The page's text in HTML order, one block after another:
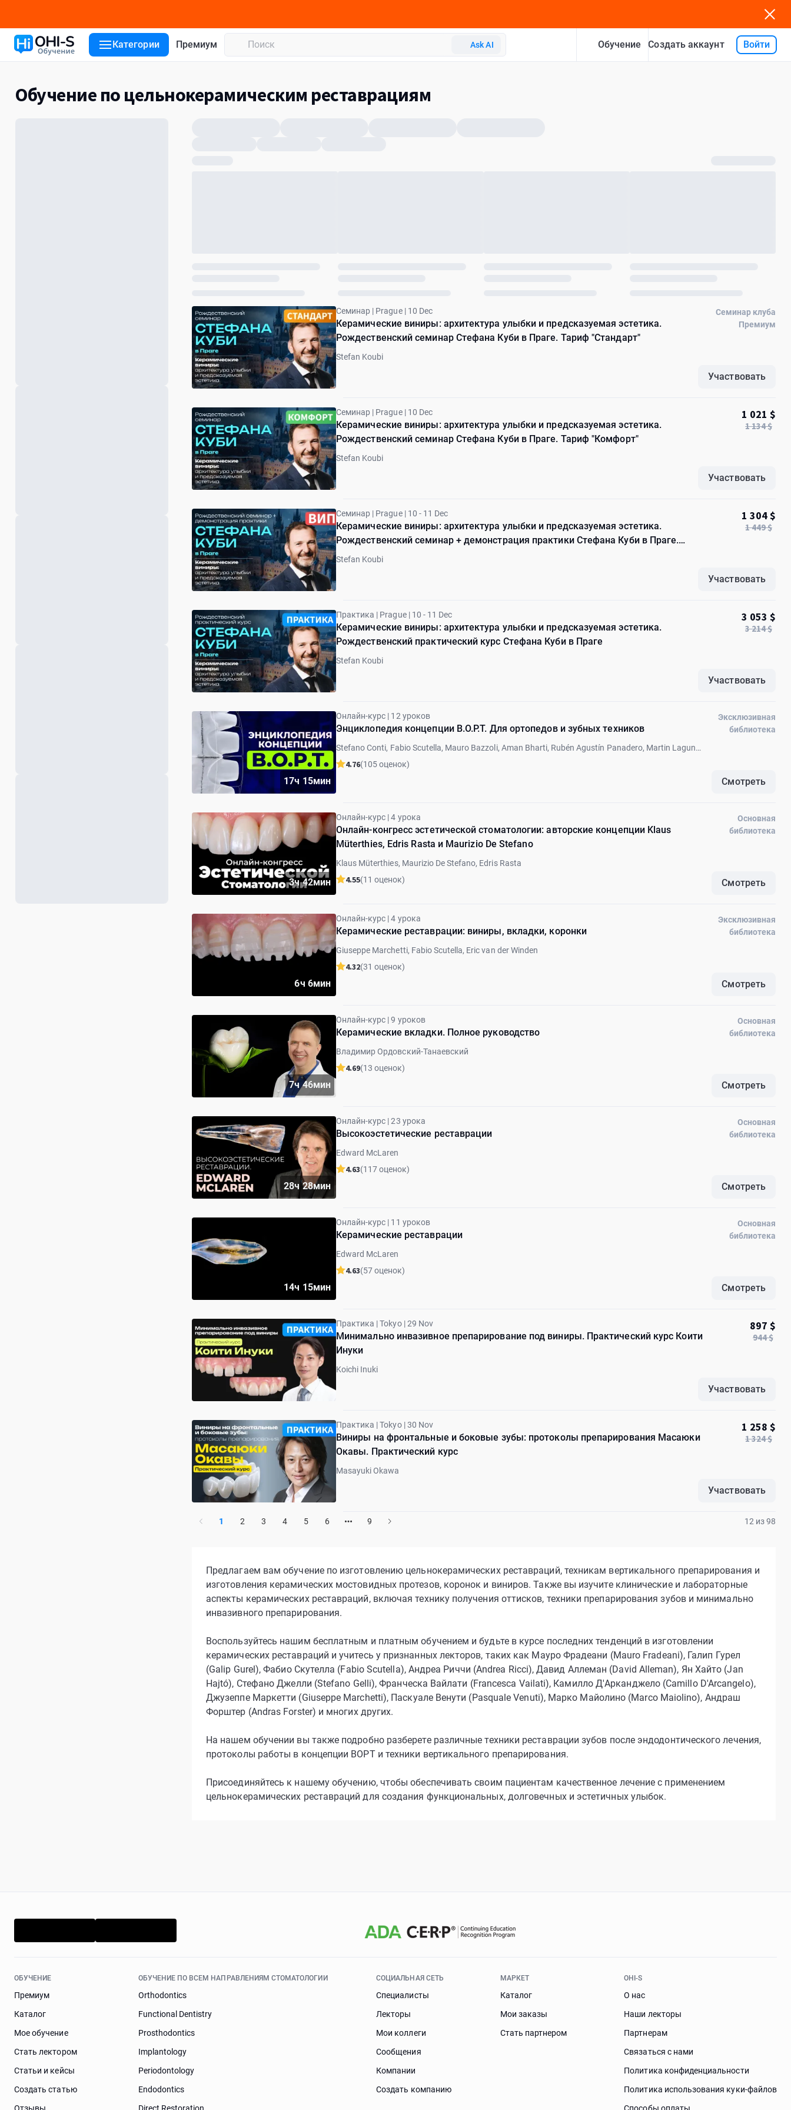
Категории Премиум Ask AI Обучение Создать аккаунт Войти
Обучение по цельнокерамическим реставрациям
Семинар | Prague | 10 Dec
Керамические виниры: архитектура улыбки и предсказуемая эстетика.
Рождественский семинар Стефана Куби в Праге. Тариф "Стандарт"
Stefan Koubi
Семинар клуба
Премиум
Участвовать
Семинар | Prague | 10 Dec
Керамические виниры: архитектура улыбки и предсказуемая эстетика.
Рождественский семинар Стефана Куби в Праге. Тариф "Комфорт"
Stefan Koubi
1 021 $
1 134 $
Участвовать
Семинар | Prague | 10 - 11 Dec
Керамические виниры: архитектура улыбки и предсказуемая эстетика.
Рождественский семинар + демонстрация практики Стефана Куби в Праге.
Тариф "ВИП"
Stefan Koubi
1 304 $
1 449 $
Участвовать
Практика | Prague | 10 - 11 Dec
Керамические виниры: архитектура улыбки и предсказуемая эстетика.
Рождественский практический курс Стефана Куби в Праге
Stefan Koubi
3 053 $
3 214 $
Участвовать
17ч 15мин
Онлайн-курс | 12 уроков
Энциклопедия концепции B.O.P.T. Для ортопедов и зубных техников
Stefano Conti, Fabio Scutella, Mauro Bazzoli, Aman Bharti, Rubén Agustín Panadero, Martin Laguna,
4.76(105 оценок)
Эксклюзивная
библиотека
Смотреть
3ч 42мин
Онлайн-курс | 4 урока
Онлайн-конгресс эстетической стоматологии: авторские концепции Klaus
Müterthies, Edris Rasta и Maurizio De Stefano
Klaus Müterthies, Maurizio De Stefano, Edris Rasta
4.55(11 оценок)
Основная
библиотека
Смотреть
6ч 6мин
Онлайн-курс | 4 урока
Керамические реставрации: виниры, вкладки, коронки
Giuseppe Marchetti, Fabio Scutella, Eric van der Winden
4.32(31 оценок)
Эксклюзивная
библиотека
Смотреть
7ч 46мин
Онлайн-курс | 9 уроков
Керамические вкладки. Полное руководство
Владимир Ордовский-Танаевский
4.69(13 оценок)
Основная
библиотека
Смотреть
28ч 28мин
Онлайн-курс | 23 урока
Высокоэстетические реставрации
Edward McLaren
4.63(117 оценок)
Основная
библиотека
Смотреть
14ч 15мин
Онлайн-курс | 11 уроков
Керамические реставрации
Edward McLaren
4.63(57 оценок)
Основная
библиотека
Смотреть
Практика | Tokyo | 29 Nov
Минимально инвазивное препарирование под виниры. Практический курс Коити
Инуки
Koichi Inuki
897 $
944 $
Участвовать
Практика | Tokyo | 30 Nov
Виниры на фронтальные и боковые зубы: протоколы препарирования Масаюки
Окавы. Практический курс
Masayuki Okawa
1 258 $
1 324 $
Участвовать
1 2 3 4 5 6 9 12 из 98
Предлагаем вам обучение по изготовлению цельнокерамических реставраций, техникам вертикального препарирования и
изготовления керамических мостовидных протезов, коронок и виниров. Также вы изучите клинические и лабораторные
аспекты керамических реставраций, включая технику получения оттисков, техники препарирования зубов и минимально
инвазивного препарирования.
Воспользуйтесь нашим бесплатным и платным обучением и будьте в курсе последних тенденций в изготовлении
керамических реставраций и учитесь у признанных лекторов, таких как Мауро Фрадеани (Mauro Fradeani), Галип Гурел
(Galip Gurel), Фабио Скутелла (Fabio Scutella), Андреа Риччи (Andrea Ricci), Давид Аллеман (David Alleman), Ян Хайто (Jan
Hajtó), Стефано Джелли (Stefano Gelli), Франческа Вайлати (Francesca Vailati), Камилло Д'Арканджело (Camillo D'Arcangelo),
Джузеппе Маркетти (Giuseppe Marchetti), Паскуале Венути (Pasquale Venuti), Марко Майолино (Marco Maiolino), Андраш
Форштер (Andras Forster) и многих других.
На нашем обучении вы также подробно разберете различные техники реставрации зубов после эндодонтического лечения,
протоколы работы в концепции BOPT и техники вертикального препарирования.
Присоединяйтесь к нашему обучению, чтобы обеспечивать своим пациентам качественное лечение с применением
цельнокерамических реставраций для создания функциональных, долговечных и эстетичных улыбок.
ОБУЧЕНИЕ
Премиум
Каталог
Мое обучение
Стать лектором
Статьи и кейсы
Cоздать статью
ОБУЧЕНИЕ ПО ВСЕМ НАПРАВЛЕНИЯМ СТОМАТОЛОГИИ
Orthodontics
Functional Dentistry
Prosthodontics
Implantology
Periodontology
Endodontics
СОЦИАЛЬНАЯ СЕТЬ
Специалисты
Лекторы
Мои коллеги
Сообщения
Компании
Создать компанию
МАРКЕТ
Каталог
Мои заказы
Стать партнером
OHI-S
О нас
Наши лекторы
Партнерам
Связаться с нами
Политика конфиденциальности
Политика использования куки-файлов